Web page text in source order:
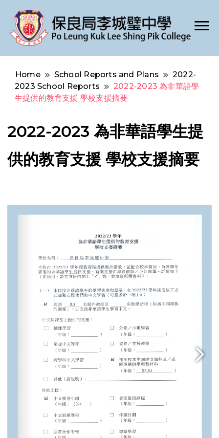
Po Leung Kuk Lee Shing Pik College
Home School Reports and Plans
2022-
2023 School Reports
2022-2023 為非華語學
生提供的教育支援 學校支援摘要
2022-2023 為非華語學生提
供的教育支援 學校支援摘要